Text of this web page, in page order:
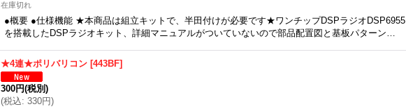
在庫切れ
●概要 ●仕様機能 ★本商品は組立キットで、半田付けが必要です★ワンチップDSPラジオDSP6955
を搭載したDSPラジオキット、詳細マニュアルがついていないので部品配置図と基板パターン…
★4連★ポリバリコン [443BF]
300円(税別)
(税込: 330円)